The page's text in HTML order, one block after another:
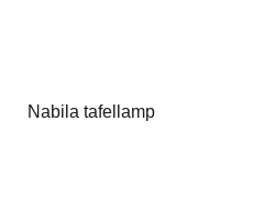
Nabila tafellamp